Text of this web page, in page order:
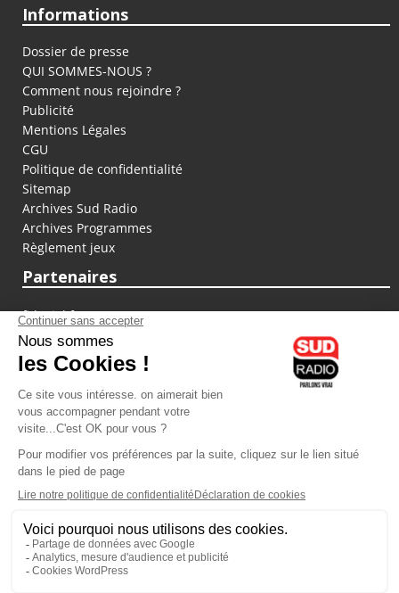
Informations
Dossier de presse
QUI SOMMES-NOUS ?
Comment nous rejoindre ?
Publicité
Mentions Légales
CGU
Politique de confidentialité
Sitemap
Archives Sud Radio
Archives Programmes
Règlement jeux
Partenaires
fiducial.fr
lyoncapitale.fr
olympique-et-lyonnais.com
L'application Iphone / Android
Téléchargez l'application
Les cookies
Gestion des cookies
Crédit photos : ©Sud Radio / Pierre Olivier